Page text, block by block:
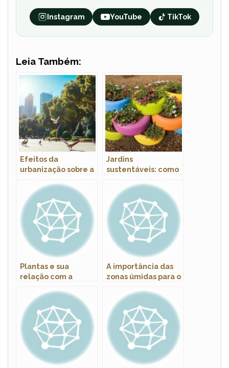
Instagram YouTube TikTok
Leia Também:
Efeitos da
urbanização sobre a
Jardins
sustentáveis: como
nativas
Plantas e sua
relação com a
e da água
A importância das
zonas úmidas para o